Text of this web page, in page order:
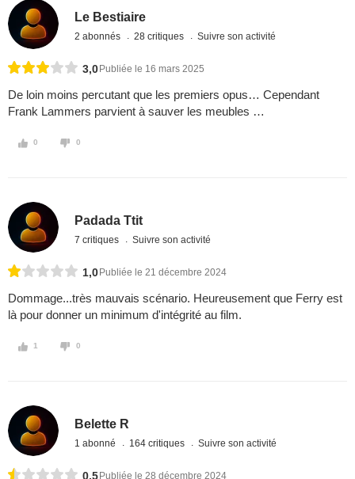
Le Bestiaire
2 abonnés 28 critiques Suivre son activité
3,0 Publiée le 16 mars 2025
De loin moins percutant que les premiers opus… Cependant
Frank Lammers parvient à sauver les meubles …
0 0
Padada Ttit
7 critiques Suivre son activité
1,0 Publiée le 21 décembre 2024
Dommage...très mauvais scénario. Heureusement que Ferry est
là pour donner un minimum d'intégrité au film.
1 0
Belette R
1 abonné 164 critiques Suivre son activité
0,5 Publiée le 28 décembre 2024